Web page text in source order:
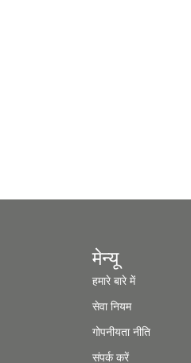
मेन्यू
हमारे बारे में
सेवा नियम
गोपनीयता नीति
संपर्क करें